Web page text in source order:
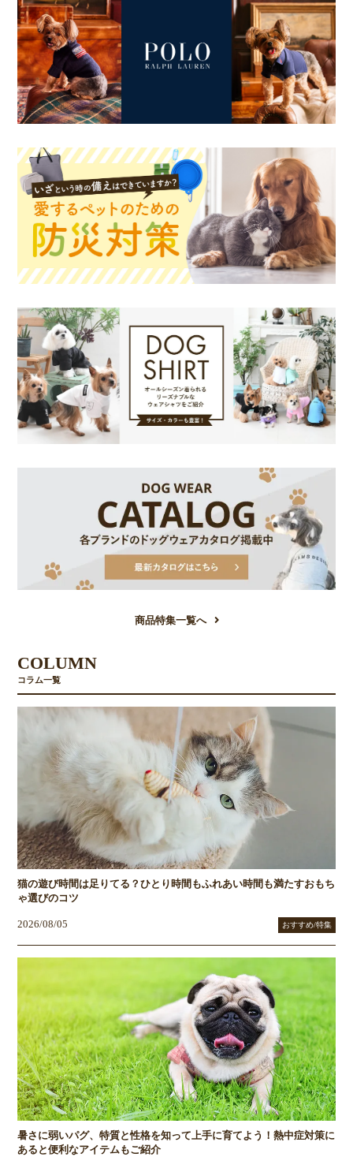
商品特集一覧へ
COLUMN
コラム一覧
猫の遊び時間は足りてる？ひとり時間もふれあい時間も満たすおもち
ゃ選びのコツ
2026/08/05 おすすめ/特集
暑さに弱いパグ、特質と性格を知って上手に育てよう！熱中症対策に
あると便利なアイテムもご紹介